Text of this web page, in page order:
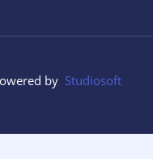
by Studiosoft